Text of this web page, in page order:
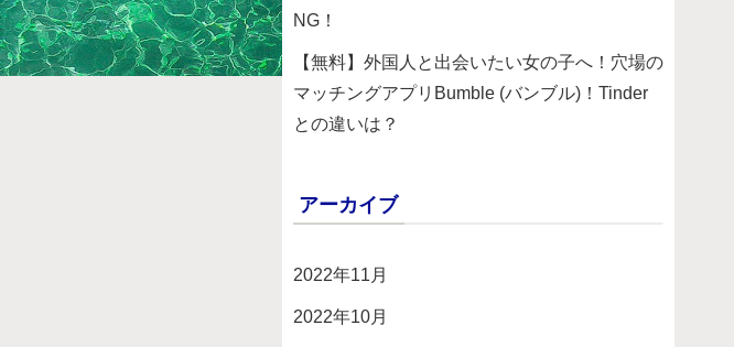
NG！
【無料】外国人と出会いたい女の子へ！穴場の
マッチングアプリBumble (バンブル)！Tinder
との違いは？
アーカイブ
2022年11月
2022年10月